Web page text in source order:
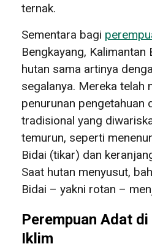
ternak.
Sementara bagi
Bengkayang, Kalimantan
hutan sama artinya
segalanya. Mereka telah
penurunan pengetahuan
tradisional yang
temurun, seperti
Bidai (tikar) dan
Saat hutan menyusut,
Bidai – yakni rotan –
Perempuan Adat
Iklim